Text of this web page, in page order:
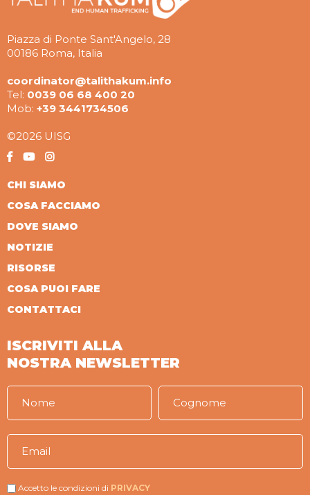
Piazza di Ponte Sant'Angelo, 28
00186 Roma, Italia
coordinator@talithakum.info
Tel: 0039 06 68 400 20
Mob: +39 3441734506
©2026 UISG
CHI SIAMO
COSA FACCIAMO
DOVE SIAMO
NOTIZIE
RISORSE
COSA PUOI FARE
CONTATTACI
ISCRIVITI ALLA
NOSTRA NEWSLETTER
Accetto le condizioni di PRIVACY